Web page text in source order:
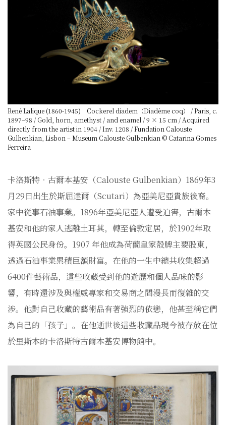
René Lalique (1860-1945) Cockerel diadem（Diadème coq） / Paris, c.
1897–98 / Gold, horn, amethyst / and enamel / 9 × 15 cm / Acquired
directly from the artist in 1904 / Inv. 1208 / Fundation Calouste
Gulbenkian, Lisbon – Museum Calouste Gulbenkian © Catarina Gomes
Ferreira
卡洛斯特‧古爾本基安（Calouste Gulbenkian）1869年3
月29日出生於斯屈達爾（Scutari）為亞美尼亞貴族後裔。
家中從事石油事業。1896年亞美尼亞人遭受迫害，古爾本
基安和他的家人逃離土耳其，轉至倫敦定居，於1902年取
得英國公民身份。1907 年他成為荷蘭皇家殼牌主要股東，
透過石油事業累積巨額財富。在他的一生中總共收集超過
6400件藝術品，這些收藏受到他的遊歷和個人品味的影
響，有時還涉及與權威專家和交易商之間漫長而復雜的交
涉。他對自己收藏的藝術品有著強烈的依戀，他甚至稱它們
為自己的「孩子」。在他逝世後這些收藏品現今被存放在位
於里斯本的卡洛斯特古爾本基安博物館中。